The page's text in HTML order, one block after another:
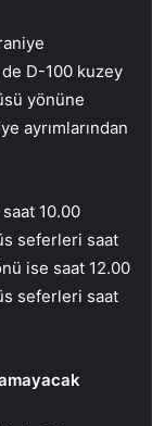
de D-100 kuzey
yönüne
ayrımlarından
10.00
seferleri saat
ise saat 12.00
seferleri saat